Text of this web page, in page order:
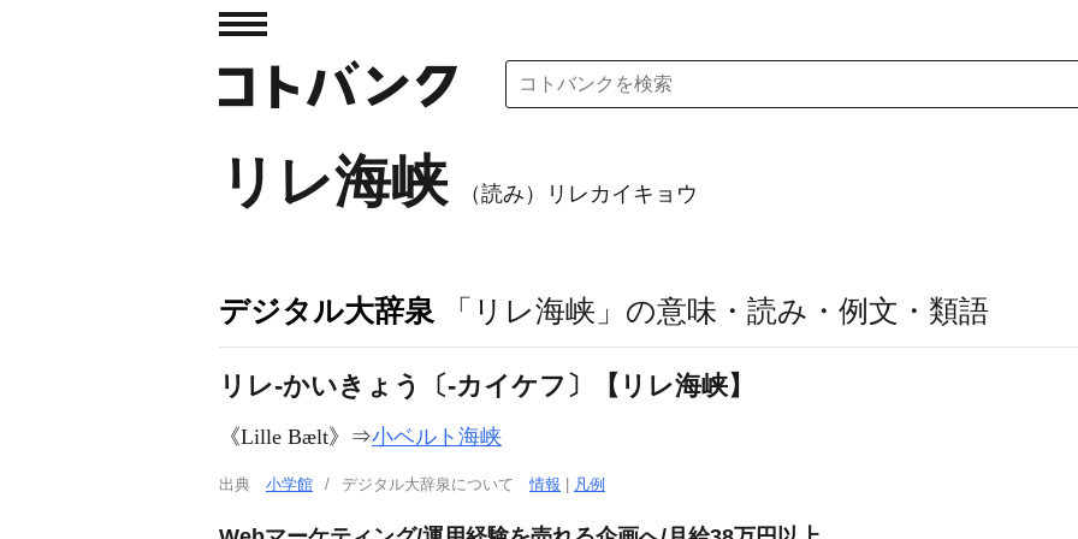
リレ海峡 （読み）リレカイキョウ
デジタル大辞泉 「リレ海峡」の意味・読み・例文・類語
リレ‐かいきょう〔‐カイケフ〕【リレ海峡】
《Lille Bælt》⇒小ベルト海峡
出典 小学館 デジタル大辞泉について情報 凡例